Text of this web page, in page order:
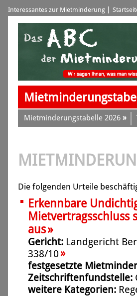
Interessantes zur Mietminderung
Mietminderungstabelle 2026 »
Die folgenden Urteile
Erkennbare
Mietvertragsschluss
aus»
Gericht: Landgericht
338/10»
festgesetzte
Zeitschriftenfundstelle:
weitere Kategorien: